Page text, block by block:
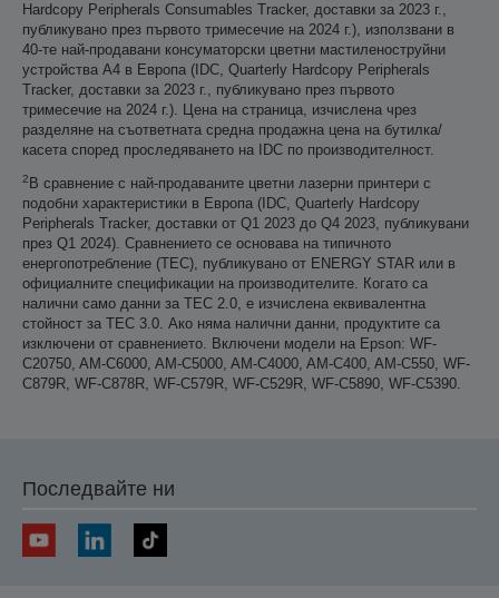
Hardcopy Peripherals Consumables Tracker, доставки за 2023 г.,
публикувано през първото тримесечие на 2024 г.), използвани в
40-те най-продавани консуматорски цветни мастиленоструйни
устройства А4 в Европа (IDC, Quarterly Hardcopy Peripherals
Tracker, доставки за 2023 г., публикувано през първото
тримесечие на 2024 г.). Цена на страница, изчислена чрез
разделяне на съответната средна продажна цена на бутилка/
касета според проследяването на IDC по производителност.
2 В сравнение с най-продаваните цветни лазерни принтери с
подобни характеристики в Европа (IDC, Quarterly Hardcopy
Peripherals Tracker, доставки от Q1 2023 до Q4 2023, публикувани
през Q1 2024). Сравнението се основава на типичното
енергопотребление (TEC), публикувано от ENERGY STAR или в
официалните спецификации на производителите. Когато са
налични само данни за TEC 2.0, е изчислена еквивалентна
стойност за TEC 3.0. Ако няма налични данни, продуктите са
изключени от сравнението. Включени модели на Epson: WF-
C20750, AM-C6000, AM-C5000, AM-C4000, AM-C400, AM-C550, WF-
C879R, WF-C878R, WF-C579R, WF-C529R, WF-C5890, WF-C5390.
Последвайте ни